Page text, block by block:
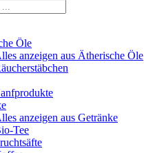
Öle
anzeigen aus Ätherische Öle
anzeigen aus Getränke
Tee